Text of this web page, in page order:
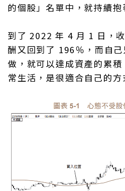
的個股」名單中，就持續
到了 2022 年 4 月 1 日，
酬又回到了 196％，而自
做，就可以達成資產的累
常生活，是很適合自己的方